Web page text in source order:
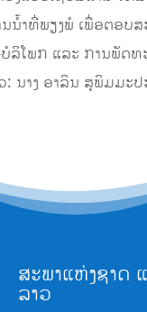
ນ້ຳທີ່ພຽງພໍ ເພື່ອຕອບ
ລິໂພກ ແລະ ການພັດທ
: ນາງ ອາລິນ ສຸພິມມະ
ສະພາແຫ່ງຊາດ
ລາວ